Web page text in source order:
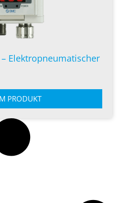
– Elektropneumatischer
PRODUKT